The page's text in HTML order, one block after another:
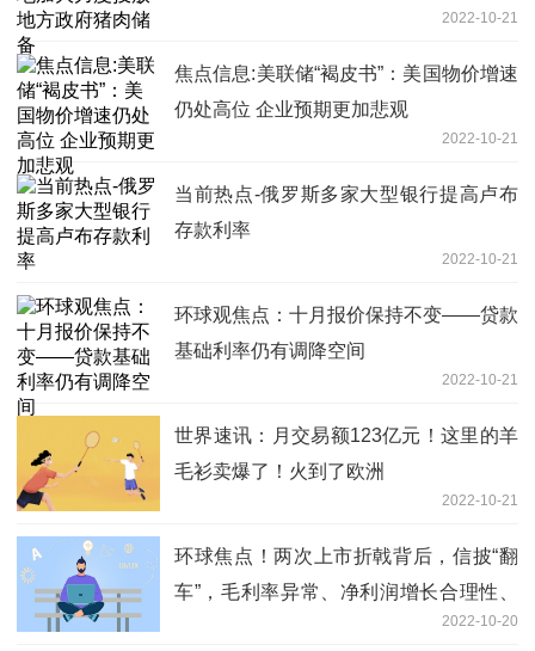
2022-10-21
焦点信息:美联储“褐皮书”：美国物价增速
仍处高位 企业预期更加悲观
2022-10-21
当前热点-俄罗斯多家大型银行提高卢布
存款利率
2022-10-21
环球观焦点：十月报价保持不变——贷款
基础利率仍有调降空间
2022-10-21
世界速讯：月交易额123亿元！这里的羊
毛衫卖爆了！火到了欧洲
2022-10-21
环球焦点！两次上市折戟背后，信披“翻
车”，毛利率异常、净利润增长合理性、
2022-10-20